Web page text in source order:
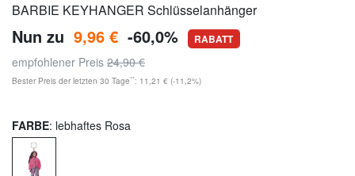
BARBIE KEYHANGER Schlüsselanhänger
Nun zu 9,96 € -60,0% RABATT
empfohlener Preis 24,90 €
Bester Preis der letzten 30 Tage**: 11,21 € (-11,2%)
FARBE: lebhaftes Rosa